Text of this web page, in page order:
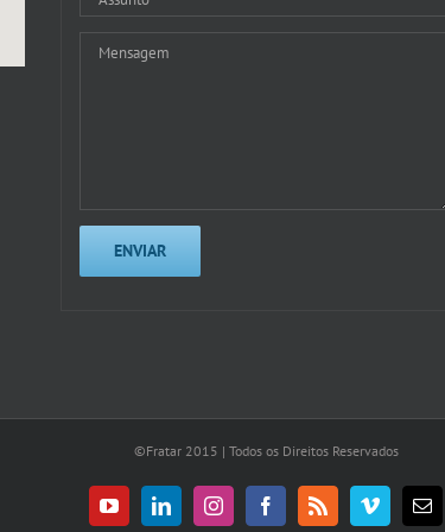
©Fratar 2015 | Todos os Direitos Reservados
YouTubeLinkedInInstagramFacebook
Rss VimeoE-